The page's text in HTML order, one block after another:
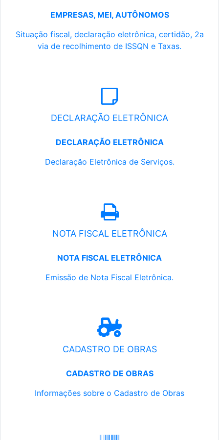
EMPRESAS, MEI, AUTÔNOMOS
Situação fiscal, declaração eletrônica, certidão, 2a
via de recolhimento de ISSQN e Taxas.
DECLARAÇÃO ELETRÔNICA
DECLARAÇÃO ELETRÔNICA
Declaração Eletrônica de Serviços.
NOTA FISCAL ELETRÔNICA
NOTA FISCAL ELETRÔNICA
Emissão de Nota Fiscal Eletrônica.
CADASTRO DE OBRAS
CADASTRO DE OBRAS
Informações sobre o Cadastro de Obras